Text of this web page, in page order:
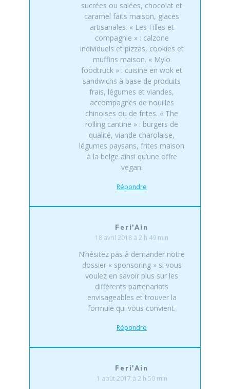
sucrées ou salées, chocolat et
caramel faits maison, glaces
artisanales. « Les Filles et
compagnie » : calzone
individuels et pizzas, cookies et
muffins maison. « Mylo
foodtruck » : cuisine en wok et
sandwichs à base de produits
frais, légumes et viandes,
accompagnés de nouilles
chinoises ou de frites. « The
rolling cantine » : burgers de
qualité, viande charolaise,
légumes paysans, frites maison
à la belge ainsi qu’une offre
vegan.
Répondre
Feri'Ain
18 avril 2018 à 2 h 49 min
N’hésitez pas à demander notre
dossier « sponsoring » si vous
voulez en savoir plus sur les
différents partenariats
envisageables et trouver la
formule qui vous convient.
Répondre
Feri'Ain
1 août 2017 à 2 h 50 min